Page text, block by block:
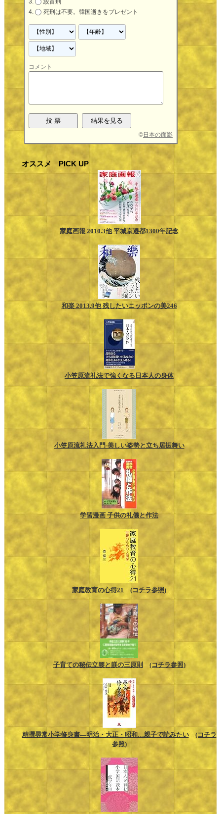
絞首刑
死刑は不要。韓国逝きをプレゼント
コメント
©日本の面影
オススメ PICK UP
家庭画報 2010.3他 平城京遷都1300年記念
和楽 2013.9他 残したいニッポンの美246
小笠原流礼法で強くなる日本人の身体
小笠原流礼法入門-美しい姿勢と立ち居振舞い
学習漫画 子供の礼儀と作法
家庭教育の心得21 (コチラ参照)
子育ての秘伝立腰と躾の三原則 (コチラ参照)
精撰尋常小学修身書―明治・大正・昭和…親子で読みたい
(コチラ
参照)